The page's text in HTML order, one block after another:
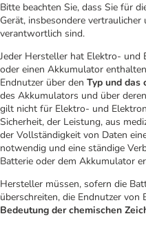
Bitte beachten Sie, dass Sie für
Gerät, insbesondere
verantwortlich sind.
Jeder Hersteller hat Elektro- und
oder einen Akkumulator
Endnutzer über den Typ und das
des Akkumulators und über deren
gilt nicht für Elektro- und
Sicherheit, der Leistung, aus
der Vollständigkeit von Daten
notwendig und eine ständige
Batterie oder dem Akkumulator
Hersteller müssen, sofern die
überschreiten, die Endnutzer
Bedeutung der chemischen